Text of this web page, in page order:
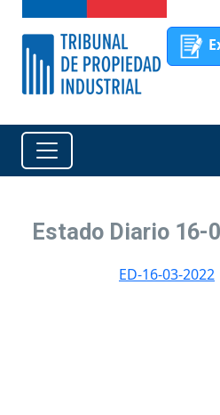
Estado Diario 16-
ED-16-03-2022